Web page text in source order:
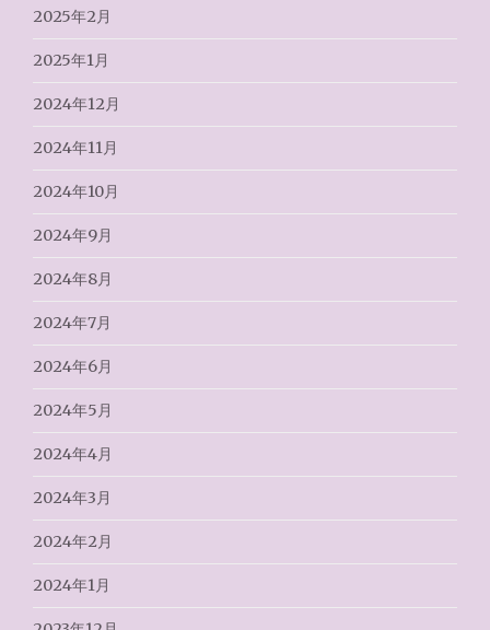
2025年2月
2025年1月
2024年12月
2024年11月
2024年10月
2024年9月
2024年8月
2024年7月
2024年6月
2024年5月
2024年4月
2024年3月
2024年2月
2024年1月